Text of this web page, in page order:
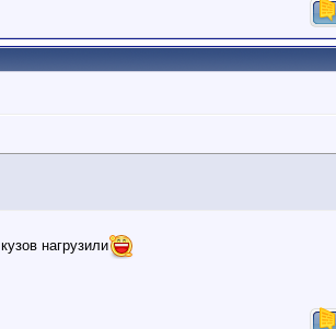
нагрузили